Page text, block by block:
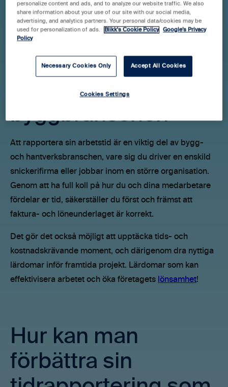
Att rapportera
arbetad tid - särskilt
viktigt i
byggbranschen
Att rapportera sin arbetstid är en viktig del av bygg-
och hantverksbranschen, vare sig du driver en enskild
snickerifirma eller jobbar inom en större organisation.
Genom att ha full koll på hur du och dina medarbetare
fördelar er tid, säkerställer du först och främst att
faktura- och löneunderlaget är korrekt.
Det gör det också möjligt att upptäcka tids- och
kostnadskrävande moment, och därigenom dra nyttiga
lärdomar inför framtida projekt. Lärdomar som kan
effektivisera arbetet och öka företagets lönsamhet!
Hur kan man
förbättra sin
personalize content and ads, and to analyze our website traffic. We also
share information about your use of our site with our social media,
advertising, and analytics partners. Your personal data/cookies may be
used for personalization of ads.
Blikk's Cookie Policy
Google’s Privacy
Policy
Necessary Cookies Only Accept All Cookies
Cookies Settings